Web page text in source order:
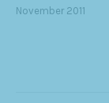
November 2011